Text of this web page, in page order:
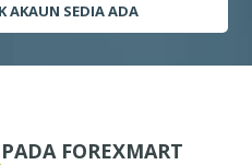
AKAUN SEDIA ADA
PADA FOREXMART